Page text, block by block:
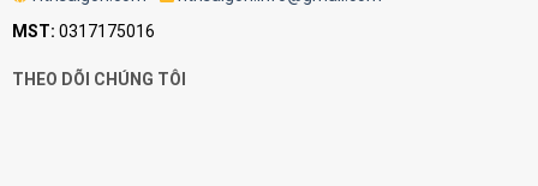
MST: 0317175016
THEO DÕI CHÚNG TÔI